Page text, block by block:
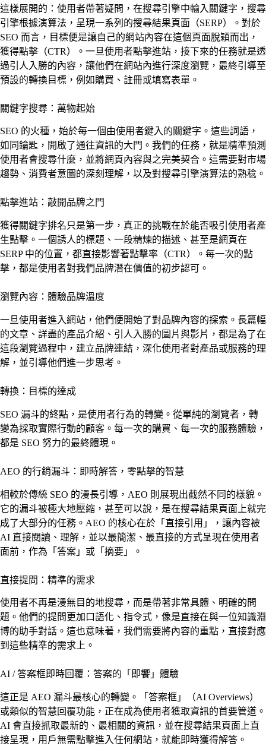
這樣展開的：使用者帶著疑問，在搜尋引擎中輸入關鍵字，搜尋
引擎根據演算法，呈現一系列的搜尋結果頁面（SERP）。對於
SEO 而言，目標便是讓自己的網站內容在這個頁面脫穎而出，
獲得點擊（CTR）。一旦使用者點擊進站，接下來的任務就是透
過引人入勝的內容，讓他們在網站內進行深度瀏覽，最終引導至
預設的轉換目標，例如購買、註冊或填寫表單。
關鍵字搜尋：萬物起始
SEO 的火種，始於每一個由使用者鍵入的關鍵字。這些詞語，
如同鑰匙，開啟了通往資訊的大門。我們的任務，就是精準預測
使用者會搜尋什麼，並將網頁內容與之完美契合。這需要對市場
趨勢、消費者意圖的深刻理解，以及對搜尋引擎演算法的熟稔。
點擊進站：敲開品牌之門
獲得關鍵字排名只是第一步，真正的挑戰在於能否吸引使用者產
生點擊。一個誘人的標題、一段精煉的描述、甚至是網頁在
SERP 中的位置，都直接影響著點擊率（CTR）。每一次的點
擊，都是使用者對我們品牌潛在價值的初步認可。
瀏覽內容：體驗品牌溫度
一旦使用者進入網站，他們便開始了對品牌內容的探索。長篇幅
的文章、詳盡的產品介紹、引人入勝的圖片與影片，都是為了在
這段瀏覽過程中，建立品牌連結，深化使用者對產品或服務的理
解，並引導他們進一步思考。
轉換：目標的達成
SEO 漏斗的終點，是使用者行為的轉變。從單純的瀏覽者，轉
變為採取實際行動的顧客。每一次的購買、每一次的服務體驗，
都是 SEO 努力的最終體現。
AEO 的行銷漏斗：即時解答，零點擊的智慧
相較於傳統 SEO 的漫長引導，AEO 則展現出截然不同的樣貌。
它的漏斗被極大地壓縮，甚至可以說，是在搜尋結果頁面上就完
成了大部分的任務。AEO 的核心在於「直接引用」，讓內容被
AI 直接閱讀、理解，並以最簡潔、最直接的方式呈現在使用者
面前，作為「答案」或「摘要」。
直接提問：精準的需求
使用者不再是漫無目的地搜尋，而是帶著非常具體、明確的問
題。他們的提問更加口語化、指令式，像是直接在與一位知識淵
博的助手對話。這也意味著，我們需要將內容的重點，直接對應
到這些精準的需求上。
AI / 答案框即時回覆：答案的「即饗」體驗
這正是 AEO 漏斗最核心的轉變。「答案框」（AI Overviews）
或類似的智慧回覆功能，正在成為使用者獲取資訊的首要管道。
AI 會直接抓取最新的、最相關的資訊，並在搜尋結果頁面上直
接呈現，用戶無需點擊進入任何網站，就能即時獲得解答。